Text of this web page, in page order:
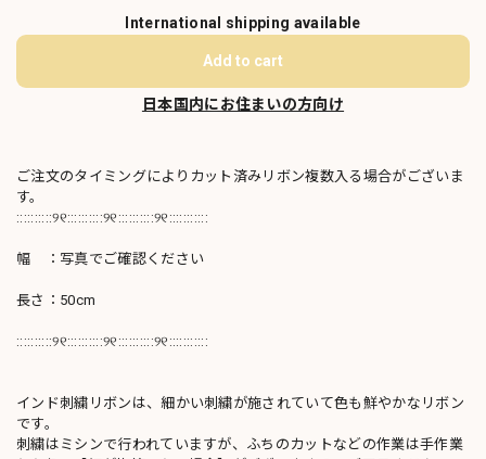
International shipping available
Add to cart
日本国内にお住まいの方向け
ご注文のタイミングによりカット済みリボン複数入る場合がございま
す。
::::::::::୨୧::::::::::୨୧::::::::::୨୧:::::::::::
幅 ：写真でご確認ください
長さ：50cm
::::::::::୨୧::::::::::୨୧::::::::::୨୧:::::::::::
インド刺繍リボンは、細かい刺繍が施されていて色も鮮やかなリボン
です。
刺繍はミシンで行われていますが、ふちのカットなどの作業は手作業